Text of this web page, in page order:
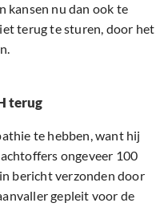
kansen nu dan ook te
terug te sturen, door het
terug
te hebben, want hij
ongeveer 100
bericht verzonden door
gepleit voor de